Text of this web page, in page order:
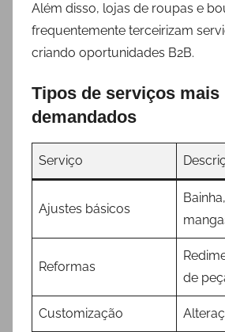
Além disso, lojas de roupas e
frequentemente terceirizam
criando oportunidades B2B.
Tipos de serviços mais
demandados
Serviço
Ajustes básicos
Reformas
de
Customização